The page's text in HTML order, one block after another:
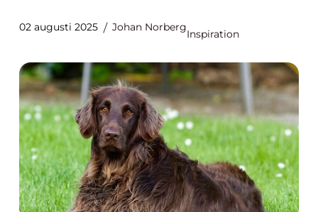
02 augusti 2025 Johan Norberg
Inspiration